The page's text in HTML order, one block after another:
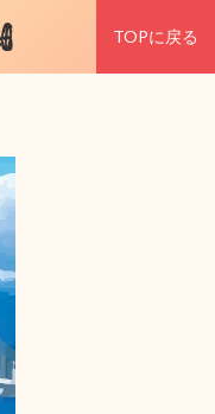
TOPに戻る